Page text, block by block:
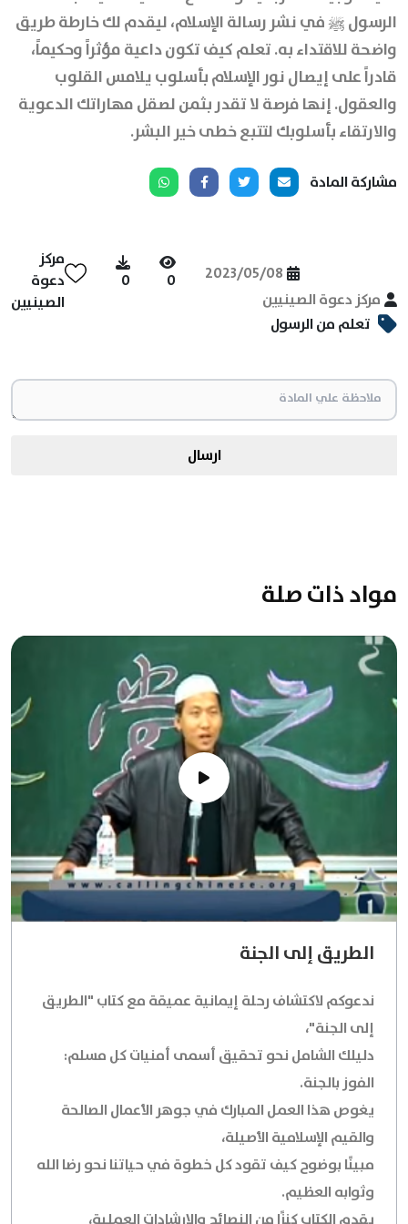
الرسول ﷺ في نشر رسالة الإسلام، ليقدم لك خارطة طريق
واضحة للاقتداء به. تعلم كيف تكون داعية مؤثراً وحكيماً،
قادراً على إيصال نور الإسلام بأسلوب يلامس القلوب
والعقول. إنها فرصة لا تقدر بثمن لصقل مهاراتك الدعوية
والارتقاء بأسلوبك لتتبع خطى خير البشر.
مشاركة المادة
مركز دعوة الصينيين
2023/05/08
0
0
مركز
دعوة
الصينيين
تعلم من الرسول
ارسال
مواد ذات صلة
الطريق إلى الجنة
ندعوكم لاكتشاف رحلة إيمانية عميقة مع كتاب "الطريق
إلى الجنة"،
دليلك الشامل نحو تحقيق أسمى أمنيات كل مسلم:
الفوز بالجنة.
يغوص هذا العمل المبارك في جوهر الأعمال الصالحة
والقيم الإسلامية الأصيلة،
مبينًا بوضوح كيف تقود كل خطوة في حياتنا نحو رضا الله
وثوابه العظيم.